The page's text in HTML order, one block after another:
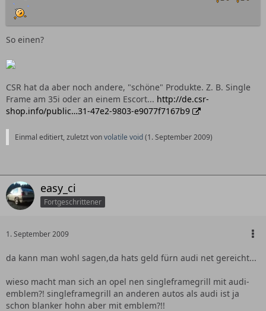
So einen?
CSR hat da aber noch andere, "schöne" Produkte. Z. B. Single
Frame am 35i oder an einem Escort... http://de.csr-
shop.info/public…31-47e2-9803-e9077f7167b9
Einmal editiert, zuletzt vonvolatile void(1. September 2009)
easy_ci
Fortgeschrittener
1. September 2009
da kann man wohl sagen,da hats geld fürn audi net gereicht...
wieso macht man sich an opel nen singleframegrill mit audi-
emblem?! singleframegrill an anderen autos als audi ist ja
schon blanker hohn aber mit emblem?!!